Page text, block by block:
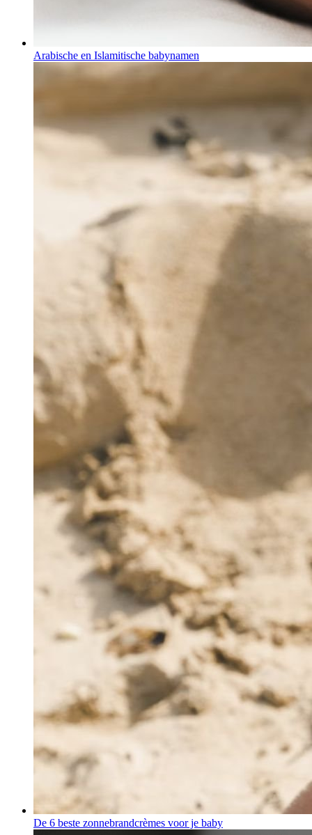
Arabische en Islamitische babynamen
De 6 beste zonnebrandcrèmes voor je baby